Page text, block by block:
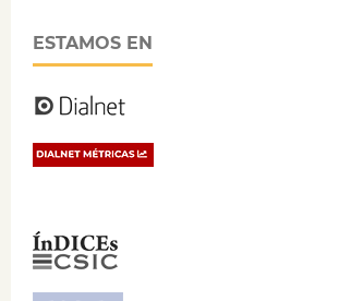
ESTAMOS EN